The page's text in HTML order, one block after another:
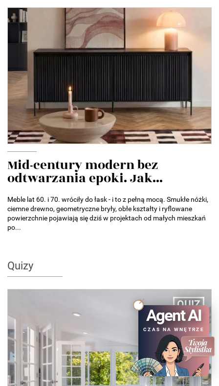
Mid-century modern bez
odtwarzania epoki. Jak...
Meble lat 60. i 70. wróciły do łask - i to z pełną mocą. Smukłe nóżki,
ciemne drewno, geometryczne bryły, obłe kształty i ryflowane
powierzchnie pojawiają się dziś w projektach od małych mieszkań
po...
Quizy
QUIZ
Agent AI
CZAS NA WNĘTRZE